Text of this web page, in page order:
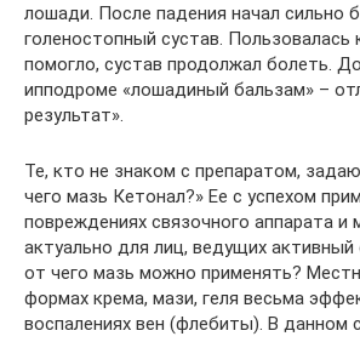
лошади. После падения начал сильно
голеностопный сустав.
помогло, сустав продолжал болеть.
ипподроме «лошадиный бальзам» –
результат».
Те, кто не знаком с препаратом,
чего мазь Кетонал?» Ее с успехом
повреждениях связочного аппарата
актуально для лиц, ведущих
от чего мазь можно применять?
формах крема, мази, геля весьма
воспалениях вен (флебиты). В данном